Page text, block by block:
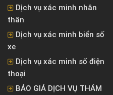
Dịch vụ xác minh nhân
thân
Dịch vụ xác minh biển số
xe
Dịch vụ xác minh số điện
thoại
BÁO GIÁ DỊCH VỤ THÁM